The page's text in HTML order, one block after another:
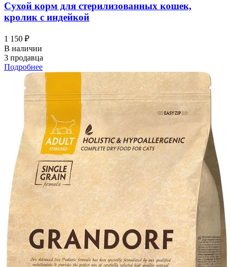
Сухой корм для стерилизованных кошек,
кролик с индейкой
1 150 ₽
В наличии
3 продавца
Подробнее